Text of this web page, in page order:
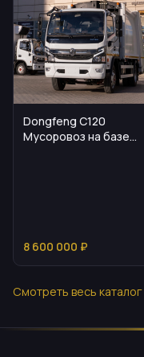
Dongfeng C120
Мусоровоз на базе
8 600 000 ₽
Смотреть весь